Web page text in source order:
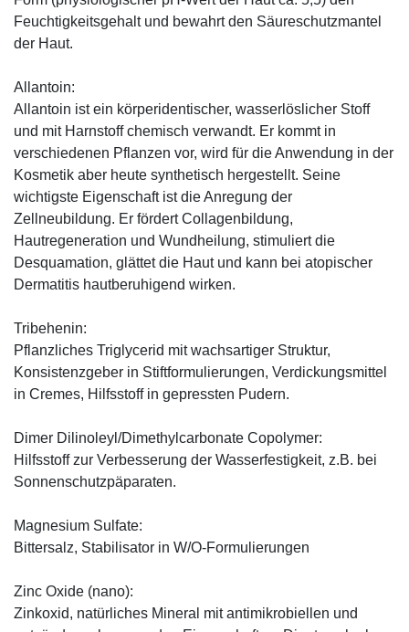
Feuchtigkeitsgehalt und bewahrt den Säureschutzmantel
der Haut.
Allantoin:
Allantoin ist ein körperidentischer, wasserlöslicher Stoff
und mit Harnstoff chemisch verwandt. Er kommt in
verschiedenen Pflanzen vor, wird für die Anwendung in der
Kosmetik aber heute synthetisch hergestellt. Seine
wichtigste Eigenschaft ist die Anregung der
Zellneubildung. Er fördert Collagenbildung,
Hautregeneration und Wundheilung, stimuliert die
Desquamation, glättet die Haut und kann bei atopischer
Dermatitis hautberuhigend wirken.
Tribehenin:
Pflanzliches Triglycerid mit wachsartiger Struktur,
Konsistenzgeber in Stiftformulierungen, Verdickungsmittel
in Cremes, Hilfsstoff in gepressten Pudern.
Dimer Dilinoleyl/Dimethylcarbonate Copolymer:
Hilfsstoff zur Verbesserung der Wasserfestigkeit, z.B. bei
Sonnenschutzpäparaten.
Magnesium Sulfate:
Bittersalz, Stabilisator in W/O-Formulierungen
Zinc Oxide (nano):
Zinkoxid, natürliches Mineral mit antimikrobiellen und